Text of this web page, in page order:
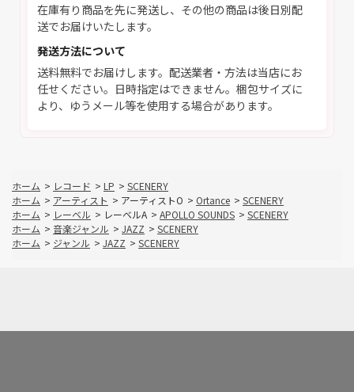
在庫有り商品を先に発送し、その他の商品は後日別配
送でお届けいたします。
発送方法について
送料無料でお届けします。配送業者・方法は当店にお
任せください。日時指定はできません。梱包サイズに
より、ゆうメール等を使用する場合があります。
ホーム > レコード > LP > SCENERY
ホーム > アーティスト > アーティストO > Ortance > SCENERY
ホーム > レーベル > レーベルA > APOLLO SOUNDS > SCENERY
ホーム > 音楽ジャンル > JAZZ > SCENERY
ホーム > ジャンル > JAZZ > SCENERY